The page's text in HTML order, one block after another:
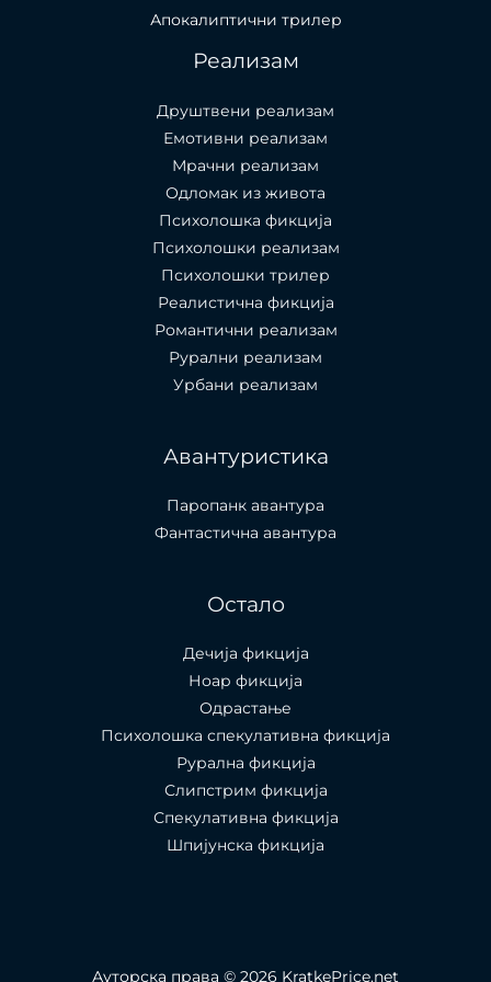
Апокалиптични трилер
Реализам
Друштвени реализам
Емотивни реализам
Мрачни реализам
Одломак из живота
Психолошкa фикција
Психолошки реализам
Психолошки трилер
Реалистична фикција
Романтични реализам
Рурални реализам
Урбани реализам
Авантуристика
Паропанк авантура
Фантастична авантура
Остало
Дечија фикција
Ноар фикција
Одрастање
Психолошка спекулативна фикција
Рурална фикција
Слипстрим фикција
Спекулативна фикција
Шпијунска фикција
Ауторска права © 2026 KratkePrice.net